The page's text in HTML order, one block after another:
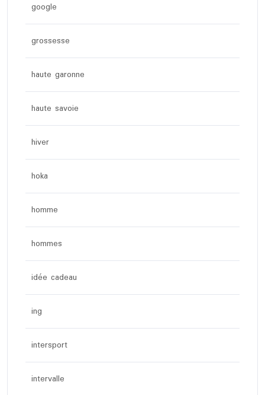
google
grossesse
haute garonne
haute savoie
hiver
hoka
homme
hommes
idée cadeau
ing
intersport
intervalle